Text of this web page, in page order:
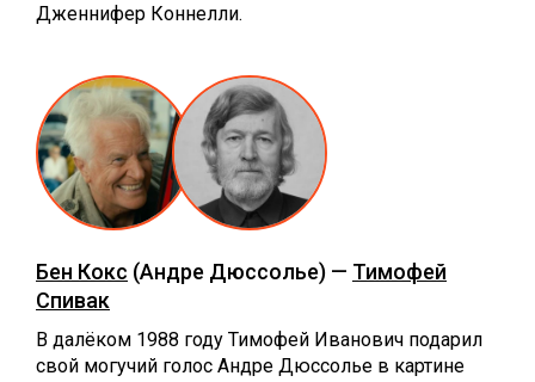
Дженнифер Коннелли.
Бен Кокс (Андре Дюссолье) — Тимофей
Спивак
В далёком 1988 году Тимофей Иванович подарил
свой могучий голос Андре Дюссолье в картине